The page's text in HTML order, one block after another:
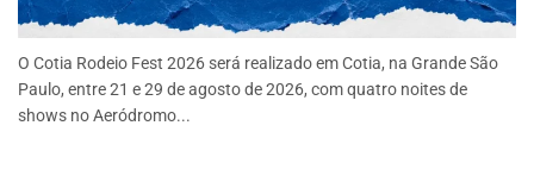
O Cotia Rodeio Fest 2026 será realizado em Cotia, na Grande São
Paulo, entre 21 e 29 de agosto de 2026, com quatro noites de
shows no Aeródromo...